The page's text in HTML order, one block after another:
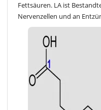
Fettsäuren. LA ist
Nervenzellen und an